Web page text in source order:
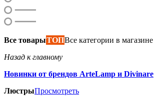
Все товарыТОПВсе категории в магазине
Назад к главному
Новинки от брендов ArteLamp и Divinare
ЛюстрыПросмотреть